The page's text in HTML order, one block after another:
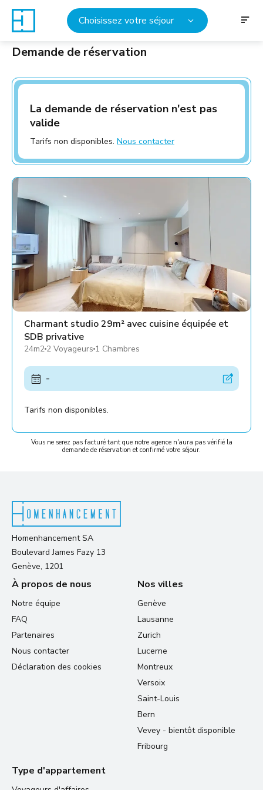
Choisissez votre séjour
Demande de réservation
La demande de réservation n'est pas
valide
Tarifs non disponibles. Nous contacter
Charmant studio 29m² avec cuisine équipée et
SDB privative
24m2 2 Voyageurs 1 Chambres
-
Tarifs non disponibles.
Vous ne serez pas facturé tant que notre agence n'aura pas vérifié la
demande de réservation et confirmé votre séjour.
Homenhancement SA
Boulevard James Fazy 13
Genève, 1201
À propos de nous
Notre équipe
FAQ
Partenaires
Nous contacter
Déclaration des cookies
Nos villes
Genève
Lausanne
Zurich
Lucerne
Montreux
Versoix
Saint-Louis
Bern
Vevey - bientôt disponible
Fribourg
Type d'appartement